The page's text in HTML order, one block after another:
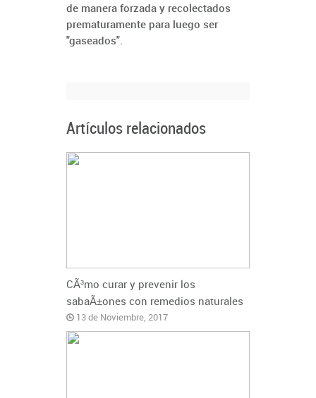
de manera forzada y recolectados
prematuramente para luego ser
"gaseados".
Artículos relacionados
CÃ³mo curar y prevenir los
sabaÃ±ones con remedios naturales
13 de Noviembre, 2017